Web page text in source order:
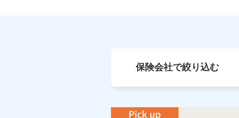
保険会社で絞り込む